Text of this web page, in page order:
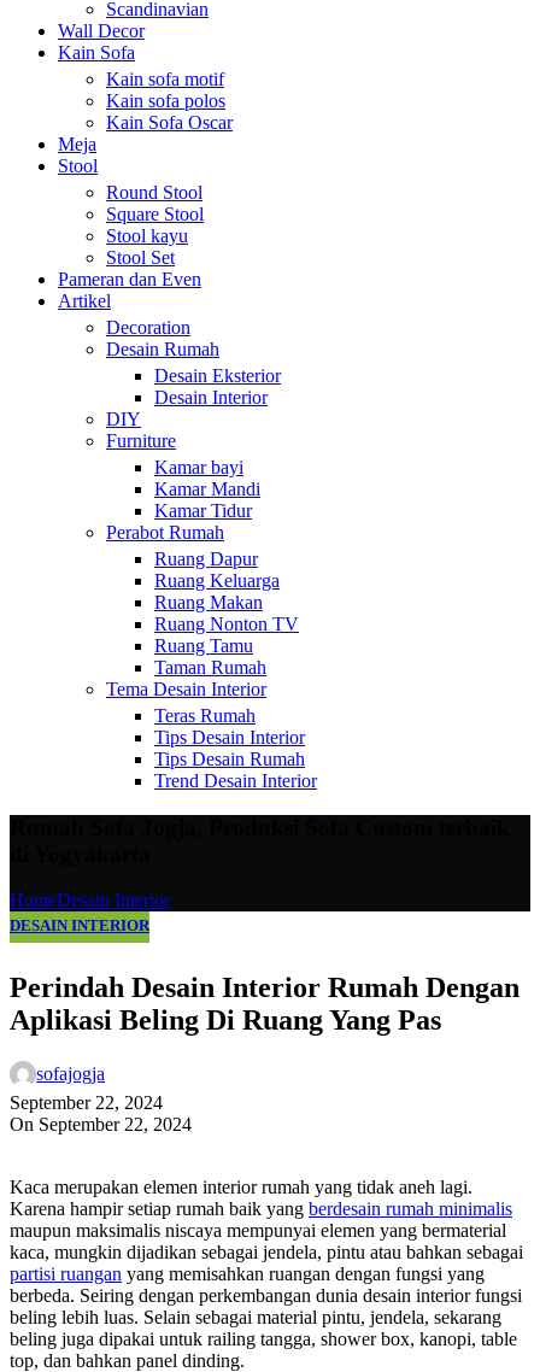
Scandinavian
Wall Decor
Kain Sofa
Kain sofa motif
Kain sofa polos
Kain Sofa Oscar
Meja
Stool
Round Stool
Square Stool
Stool kayu
Stool Set
Pameran dan Even
Artikel
Decoration
Desain Rumah
Desain Eksterior
Desain Interior
DIY
Furniture
Kamar bayi
Kamar Mandi
Kamar Tidur
Perabot Rumah
Ruang Dapur
Ruang Keluarga
Ruang Makan
Ruang Nonton TV
Ruang Tamu
Taman Rumah
Tema Desain Interior
Teras Rumah
Tips Desain Interior
Tips Desain Rumah
Trend Desain Interior
HomeDesain Interior
DESAIN INTERIOR
Perindah Desain Interior Rumah Dengan
Aplikasi Beling Di Ruang Yang Pas
sofajogja
September 22, 2024
On September 22, 2024
Kaca merupakan elemen interior rumah yang tidak aneh lagi.
Karena hampir setiap rumah baik yang berdesain rumah minimalis
maupun maksimalis niscaya mempunyai elemen yang bermaterial
kaca, mungkin dijadikan sebagai jendela, pintu atau bahkan sebagai
partisi ruangan yang memisahkan ruangan dengan fungsi yang
berbeda. Seiring dengan perkembangan dunia desain interior fungsi
beling lebih luas. Selain sebagai material pintu, jendela, sekarang
beling juga dipakai untuk railing tangga, shower box, kanopi, table
top, dan bahkan panel dinding.